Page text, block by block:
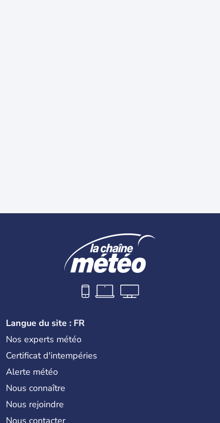
Langue du site : FR
Nos experts météo
Certificat d'intempéries
Alerte météo
Nous connaître
Nous rejoindre
Nous contacter